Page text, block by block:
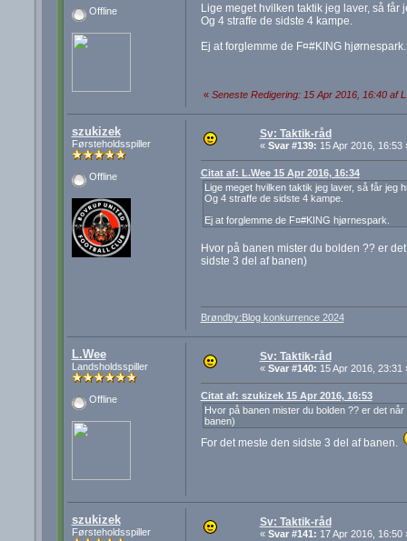
Offline
Lige meget hvilken taktik jeg laver, så
Og 4 straffe de sidste 4 kampe.
Ej at forglemme de F¤#KING hjørnespark.
« Seneste Redigering: 15 Apr 2016, 16:40 af
szukizek
Førsteholdsspiller
Offline
Sv: Taktik-råd
« Svar #139: 15 Apr 2016, 16:53
Citat af: L.Wee 15 Apr 2016, 16:34
Lige meget hvilken taktik jeg laver, så får jeg
Og 4 straffe de sidste 4 kampe.
Ej at forglemme de F¤#KING hjørnespark.
Hvor på banen mister du bolden ?? er
sidste 3 del af banen)
Brøndby:Blog konkurrence 2024
L.Wee
Landsholdsspiller
Offline
Sv: Taktik-råd
« Svar #140: 15 Apr 2016, 23:31
Citat af: szukizek 15 Apr 2016, 16:53
Hvor på banen mister du bolden ?? er det
banen)
For det meste den sidste 3 del af banen.
szukizek
Førsteholdsspiller
Sv: Taktik-råd
« Svar #141: 17 Apr 2016, 16:50